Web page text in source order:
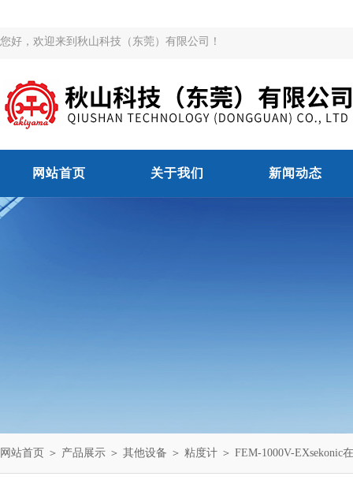
您好，欢迎来到秋山科技（东莞）有限公司！
网站首页 关于我们 新闻动态
网站首页 ＞ 产品展示 ＞ 其他设备 ＞ 粘度计 ＞ FEM-1000V-EXsekonic